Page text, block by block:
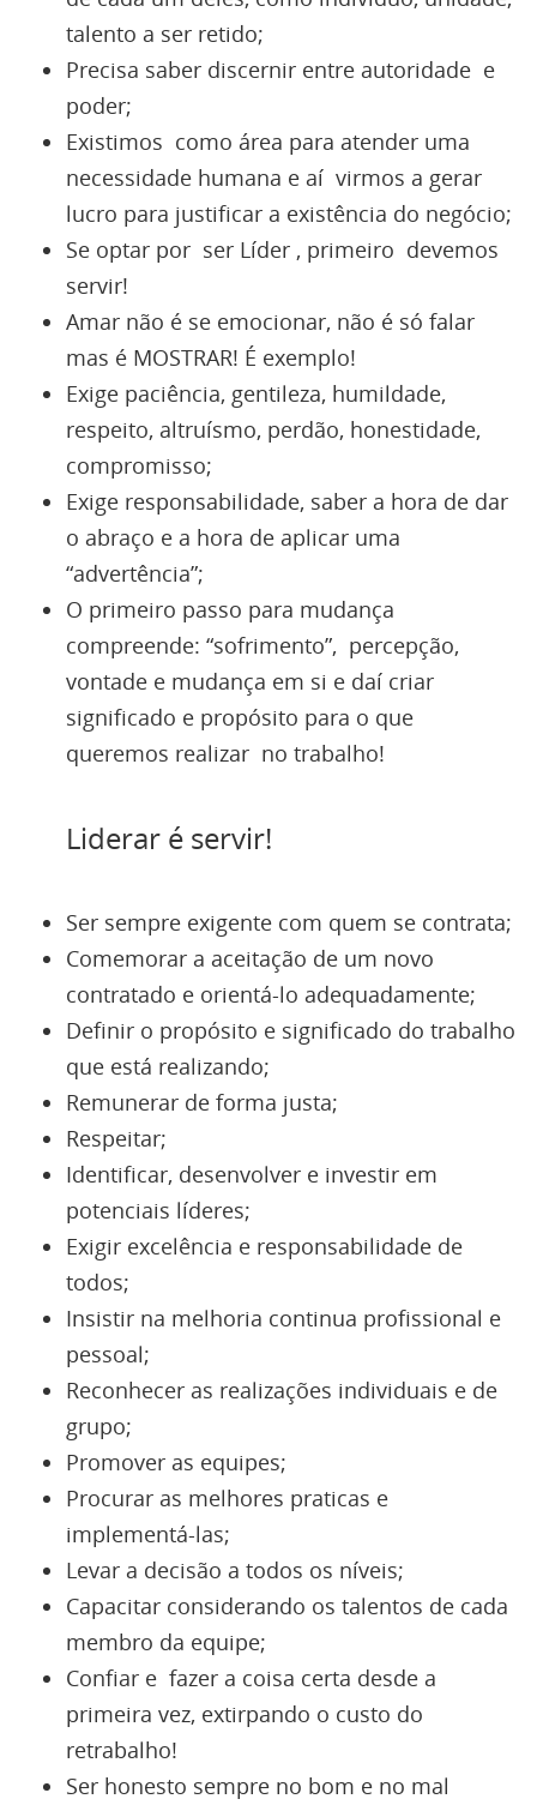
talento a ser retido;
Precisa saber discernir entre autoridade e
poder;
Existimos como área para atender uma
necessidade humana e aí virmos a gerar
lucro para justificar a existência do negócio;
Se optar por ser Líder , primeiro devemos
servir!
Amar não é se emocionar, não é só falar
mas é MOSTRAR! É exemplo!
Exige paciência, gentileza, humildade,
respeito, altruísmo, perdão, honestidade,
compromisso;
Exige responsabilidade, saber a hora de dar
o abraço e a hora de aplicar uma
“advertência”;
O primeiro passo para mudança
compreende: “sofrimento”, percepção,
vontade e mudança em si e daí criar
significado e propósito para o que
queremos realizar no trabalho!
Liderar é servir!
Ser sempre exigente com quem se contrata;
Comemorar a aceitação de um novo
contratado e orientá-lo adequadamente;
Definir o propósito e significado do trabalho
que está realizando;
Remunerar de forma justa;
Respeitar;
Identificar, desenvolver e investir em
potenciais líderes;
Exigir excelência e responsabilidade de
todos;
Insistir na melhoria continua profissional e
pessoal;
Reconhecer as realizações individuais e de
grupo;
Promover as equipes;
Procurar as melhores praticas e
implementá-las;
Levar a decisão a todos os níveis;
Capacitar considerando os talentos de cada
membro da equipe;
Confiar e fazer a coisa certa desde a
primeira vez, extirpando o custo do
retrabalho!
Ser honesto sempre no bom e no mal